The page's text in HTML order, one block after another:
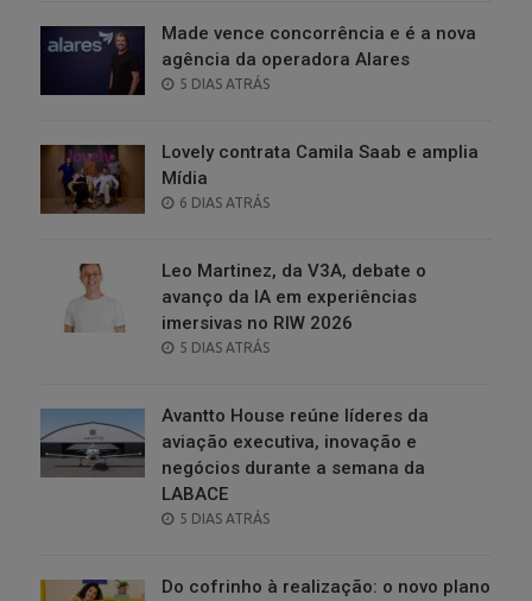
Made vence concorrência e é a nova
agência da operadora Alares
POSTED
5 DIAS ATRÁS
Lovely contrata Camila Saab e amplia
Mídia
POSTED
6 DIAS ATRÁS
Leo Martinez, da V3A, debate o
avanço da IA em experiências
imersivas no RIW 2026
POSTED
5 DIAS ATRÁS
Avantto House reúne líderes da
aviação executiva, inovação e
negócios durante a semana da
LABACE
POSTED
5 DIAS ATRÁS
Do cofrinho à realização: o novo plano